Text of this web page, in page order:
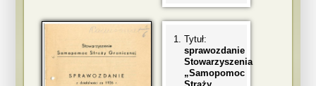
Tytuł:
sprawozdanie
Stowarzyszenia
„Samopomoc